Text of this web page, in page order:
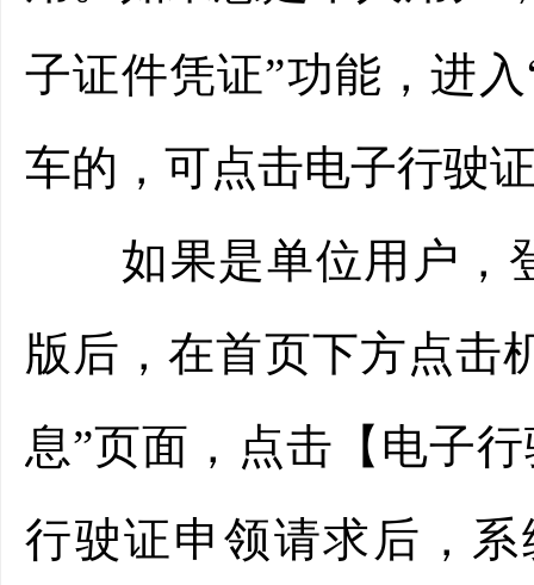
子证件凭证”功能，进
车的，可点击电子行驶
如果是单位用户，登
版后，在首页下方点击
息”页面，点击【电子
行驶证申领请求后，